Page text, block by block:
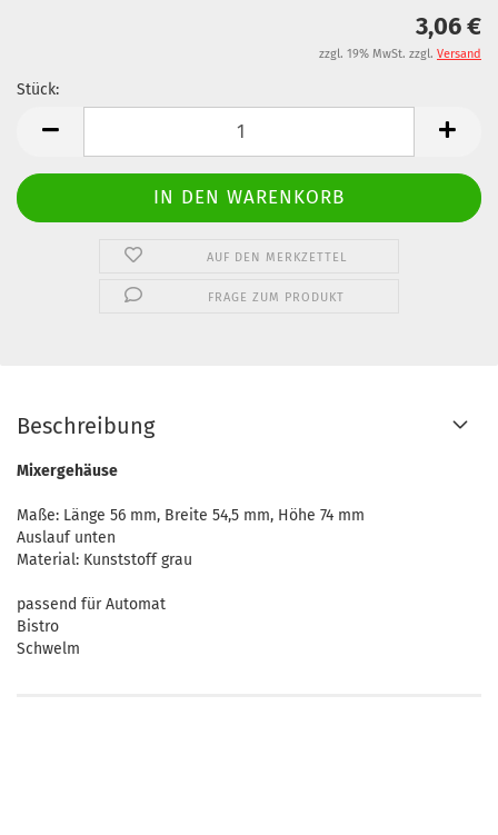
3,06 €
zzgl. 19% MwSt. zzgl. Versand
Stück:
AUF DEN MERKZETTEL
FRAGE ZUM PRODUKT
Beschreibung
Mixergehäuse
Maße: Länge 56 mm, Breite 54,5 mm, Höhe 74 mm
Auslauf unten
Material: Kunststoff grau
passend für Automat
Bistro
Schwelm